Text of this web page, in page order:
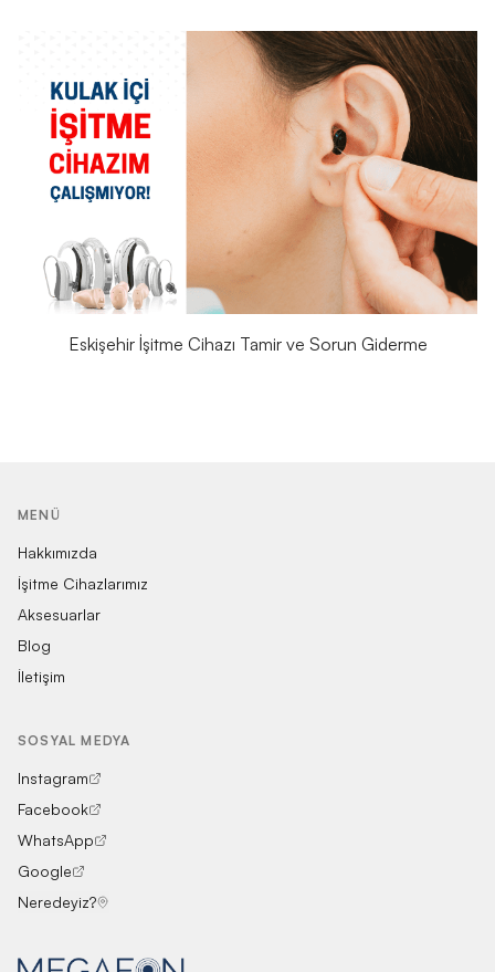
Eskişehir İşitme Cihazı Tamir ve Sorun Giderme
MENÜ
Hakkımızda
İşitme Cihazlarımız
Aksesuarlar
Blog
İletişim
SOSYAL MEDYA
Instagram
Facebook
WhatsApp
Google
Neredeyiz?